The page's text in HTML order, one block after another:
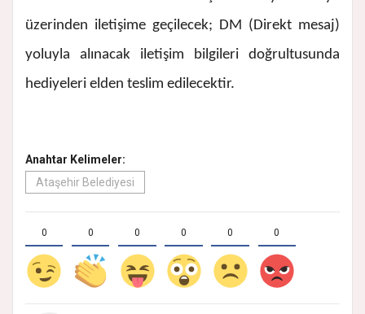
üzerinden iletişime geçilecek; DM (Direkt mesaj)
yoluyla alınacak iletişim bilgileri doğrultusunda
hediyeleri elden teslim edilecektir.
Anahtar Kelimeler:
Ataşehir Belediyesi
0 0 0 0 0 0